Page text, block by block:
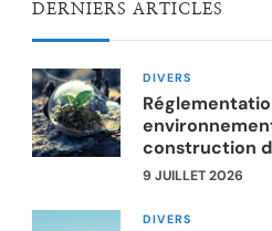
DERNIERS ARTICLES
DIVERS
construction
9 JUILLET 2026
DIVERS